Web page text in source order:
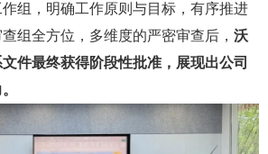
组，明确工作原则与目标，有序推进
组全方位，多维度的严密审查后， 沃
件最终获得阶段性批准，展现出公司